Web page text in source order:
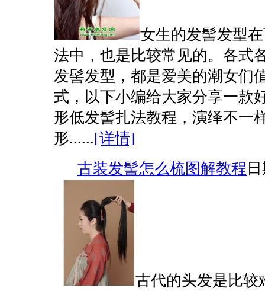
女生的发髻发型
法中，也是比较常见的。各式
发髻发型，都是爱美的潮女们
式，以下小编给大家分享一款
形低发髻扎法教程，演绎不一
形......[详情]
古装发髻怎么梳图解教程
古代的头发是比较